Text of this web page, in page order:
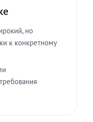
но
к конкретному